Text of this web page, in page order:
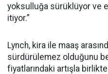
yoksulluğa sürüklüyor ve
itiyor.”
Lynch, kira ile maaş
sürdürülemez olduğunu
fiyatlarındaki artışla